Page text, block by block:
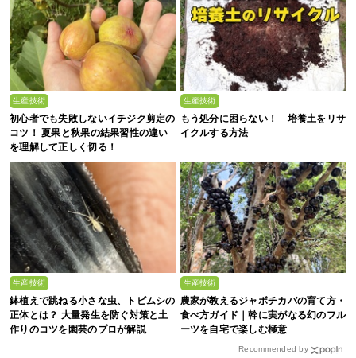
生産技術
初心者でも失敗しないイチジク剪定の
コツ！ 夏果と秋果の結果習性の違い
を理解して正しく切る！
生産技術
もう処分に困らない！ 培養土をリサ
イクルする方法
生産技術
鉢植えで跳ねる小さな虫、トビムシの
正体とは？ 大量発生を防ぐ対策と土
作りのコツを園芸のプロが解説
生産技術
農家が教えるジャボチカバの育て方・
食べ方ガイド｜幹に実がなる幻のフル
ーツを自宅で楽しむ極意
Recommended by